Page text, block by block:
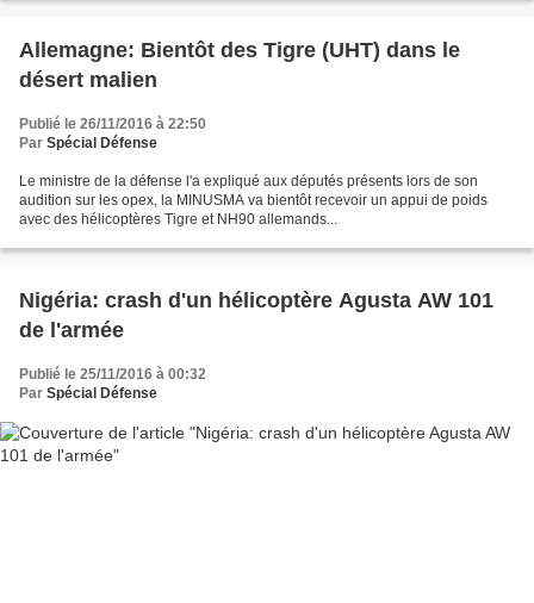
Allemagne: Bientôt des Tigre (UHT) dans le
désert malien
Publié le 26/11/2016 à 22:50
Par Spécial Défense
Le ministre de la défense l'a expliqué aux députés présents lors de son
audition sur les opex, la MINUSMA va bientôt recevoir un appui de poids
avec des hélicoptères Tigre et NH90 allemands...
Nigéria: crash d'un hélicoptère Agusta AW 101
de l'armée
Publié le 25/11/2016 à 00:32
Par Spécial Défense